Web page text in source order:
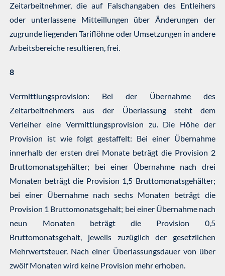
Zeitarbeitnehmer, die auf Falschangaben des Entleihers
oder unterlassene Mitteillungen über Änderungen der
zugrunde liegenden Tariflöhne oder Umsetzungen in andere
Arbeitsbereiche resultieren, frei.
8
Vermittlungsprovision: Bei der Übernahme des
Zeitarbeitnehmers aus der Überlassung steht dem
Verleiher eine Vermittlungsprovision zu. Die Höhe der
Provision ist wie folgt gestaffelt: Bei einer Übernahme
innerhalb der ersten drei Monate beträgt die Provision 2
Bruttomonatsgehälter; bei einer Übernahme nach drei
Monaten beträgt die Provision 1,5 Bruttomonatsgehälter;
bei einer Übernahme nach sechs Monaten beträgt die
Provision 1 Bruttomonatsgehalt; bei einer Übernahme nach
neun Monaten beträgt die Provision 0,5
Bruttomonatsgehalt, jeweils zuzüglich der gesetzlichen
Mehrwertsteuer. Nach einer Überlassungsdauer von über
zwölf Monaten wird keine Provision mehr erhoben.